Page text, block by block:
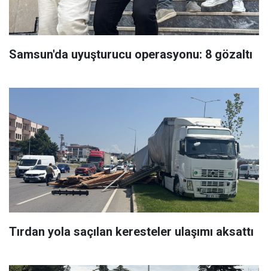
Samsun'da uyuşturucu operasyonu: 8 gözaltı
Tırdan yola saçılan keresteler ulaşımı aksattı